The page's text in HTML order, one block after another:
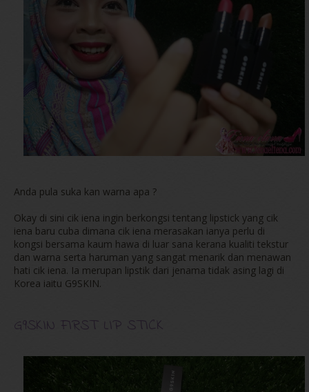
Anda pula suka kan warna apa ?
Okay di sini cik iena ingin berkongsi tentang lipstick yang cik
iena baru cuba dimana cik iena merasakan ianya perlu di
kongsi bersama kaum hawa di luar sana kerana kualiti tekstur
dan warna serta haruman yang sangat menarik dan menawan
hati cik iena. Ia merupan lipstik dari jenama tidak asing lagi di
Korea iaitu G9SKIN.
G9SKIN FIRST LIP STICK